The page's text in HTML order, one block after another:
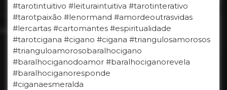
#tarotintuitivo #leituraintuitiva #tarotinterativo
#tarotpaixão #lenormand #amordeoutrasvidas
#lercartas #cartomantes #espiritualidade
#tarotcigana #cigano #cigana #triangulosamorosos
#trianguloamorosobaralhocigano
#baralhociganodoamor #baralhociganorevela
#baralhociganoresponde
#ciganaesmeralda